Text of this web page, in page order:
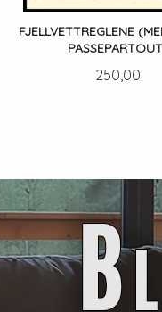
FJELLVETTREGLENE
Pris
250,00